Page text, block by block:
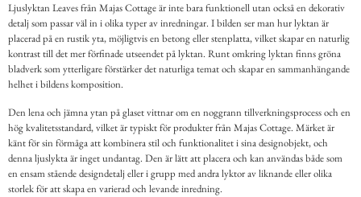
Ljuslyktan Leaves från Majas Cottage är inte bara funktionell utan också en dekorativ
detalj som passar väl in i olika typer av inredningar. I bilden ser man hur lyktan är
placerad på en rustik yta, möjligtvis en betong eller stenplatta, vilket skapar en naturlig
kontrast till det mer förfinade utseendet på lyktan. Runt omkring lyktan finns gröna
bladverk som ytterligare förstärker det naturliga temat och skapar en sammanhängande
helhet i bildens komposition.
Den lena och jämna ytan på glaset vittnar om en noggrann tillverkningsprocess och en
hög kvalitetsstandard, vilket är typiskt för produkter från Majas Cottage. Märket är
känt för sin förmåga att kombinera stil och funktionalitet i sina designobjekt, och
denna ljuslykta är inget undantag. Den är lätt att placera och kan användas både som
en ensam stående designdetalj eller i grupp med andra lyktor av liknande eller olika
storlek för att skapa en varierad och levande inredning.